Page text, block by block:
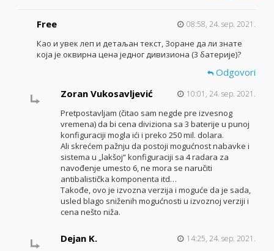
Free 08:58, 24. sep. 2021.
Као и увек леп и детаљан текст, Зоране да ли знате
која је оквирна цена једног дивизиона (3 батерије)?
Odgovori
Zoran Vukosavljević
10:01, 24. sep. 2021.
Pretpostavljam (čitao sam negde pre izvesnog
vremena) da bi cena diviziona sa 3 baterije u punoj
konfiguraciji mogla ići i preko 250 mil. dolara.
Ali skrećem pažnju da postoji mogućnost nabavke i
sistema u „lakšoj“ konfiguraciji sa 4 radara za
navođenje umesto 6, ne mora se naručiti
antibalistička komponenta itd…
Takođe, ovo je izvozna verzija i moguće da je sada,
usled blago sniženih mogućnosti u izvoznoj verziji i
cena nešto niža.
Dejan K. 14:25, 24. sep. 2021.